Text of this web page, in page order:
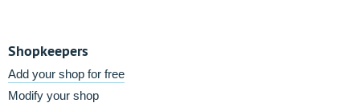
Shopkeepers
Add your shop for free
Modify your shop